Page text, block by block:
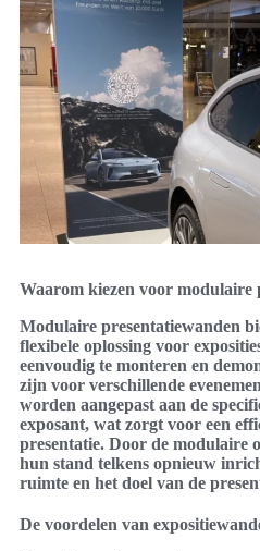
Waarom kiezen voor modulaire
Modulaire presentatiewanden
flexibele oplossing voor
eenvoudig te monteren en
zijn voor verschillende
worden aangepast aan de
exposant, wat zorgt voor een
presentatie. Door de modulaire
hun stand telkens opnieuw
ruimte en het doel van de
De voordelen van